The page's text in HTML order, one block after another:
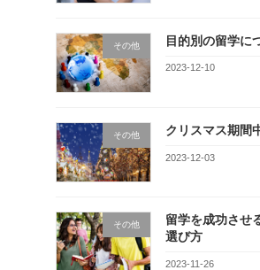
その他 目的別の留学に
2023-12-10
その他 クリスマス期間
2023-12-03
その他
留学を成功させ
選び方
2023-11-26